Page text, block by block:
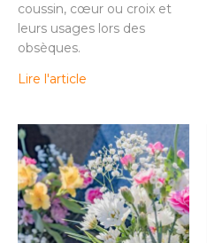
coussin, cœur ou croix et
leurs usages lors des
obsèques.
Lire l'article